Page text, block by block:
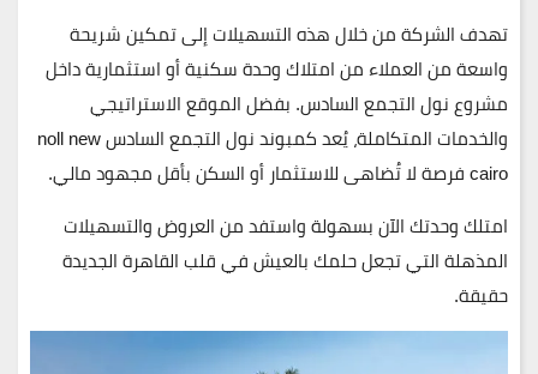
تهدف الشركة من خلال هذه التسهيلات إلى تمكين شريحة
واسعة من العملاء من امتلاك وحدة سكنية أو استثمارية داخل
مشروع نول التجمع السادس. بفضل الموقع الاستراتيجي
والخدمات المتكاملة، يُعد
كمبوند نول التجمع السادس noll new
cairoفرصة لا تُضاهى للاستثمار أو السكن بأقل مجهود مالي.
امتلك وحدتك الآن بسهولة واستفد من العروض والتسهيلات
المذهلة التي تجعل حلمك بالعيش في قلب القاهرة الجديدة
حقيقة.